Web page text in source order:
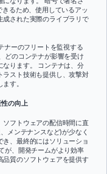
るため、使用しているアッ
成された実際のライブラリで
ナーのフリートを監視する
どのコンテナが影響を受け
なります。 コンテナは、分
ラスト技術も提供し、攻撃対
す。
の向上
ソフトウェアの配信時間に直
メンテナンスなど)が少なく
、最終的にはソリューショ
が、開発チームがより効率
品質のソフトウェアを提供す